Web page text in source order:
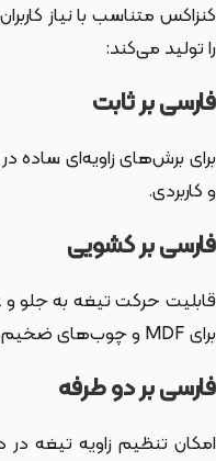
کنزاکس متناسب با نیاز
را تولید می‌کند:
فارسی بر ثابت
برای برش‌های زاویه‌ای
و کاربردی.
فارسی بر کشویی
قابلیت حرکت تیغه به جلو
برای MDF و چوب‌های ضخیم.
فارسی بر دو طرفه
امکان تنظیم زاویه تیغه